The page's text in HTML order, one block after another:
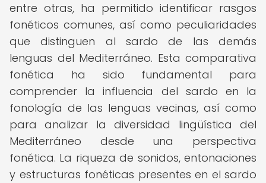
entre otras, ha permitido identificar rasgos
fonéticos comunes, así como peculiaridades
que distinguen al sardo de las demás
lenguas del Mediterráneo. Esta comparativa
fonética ha sido fundamental para
comprender la influencia del sardo en la
fonología de las lenguas vecinas, así como
para analizar la diversidad lingüística del
Mediterráneo desde una perspectiva
fonética. La riqueza de sonidos, entonaciones
y estructuras fonéticas presentes en el sardo